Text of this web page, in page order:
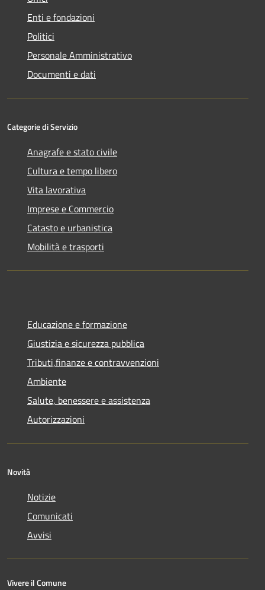
Enti e fondazioni
Politici
Personale Amministrativo
Documenti e dati
Categorie di Servizio
Anagrafe e stato civile
Cultura e tempo libero
Vita lavorativa
Imprese e Commercio
Catasto e urbanistica
Mobilità e trasporti
Educazione e formazione
Giustizia e sicurezza pubblica
Tributi,finanze e contravvenzioni
Ambiente
Salute, benessere e assistenza
Autorizzazioni
Novità
Notizie
Comunicati
Avvisi
Vivere il Comune